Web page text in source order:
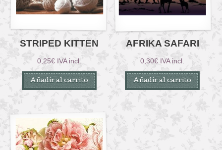
STRIPED KITTEN
0,25€ IVA incl.
Añadir al carrito
AFRIKA SAFARI
0,30€ IVA incl.
Añadir al carrito